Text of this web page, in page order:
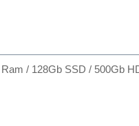
/ 128Gb SSD / 500Gb